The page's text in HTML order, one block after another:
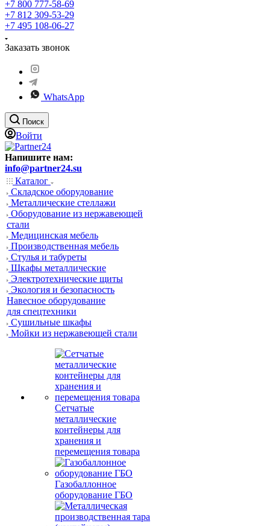
+7 800 777-58-69
+7 812 309-53-29
+7 495 108-06-27
Заказать звонок
WhatsApp
Поиск
Войти
Напишите нам:
info@partner24.su
Каталог
Складское оборудование
Металлические стеллажи
Оборудование из нержавеющей
стали
Медицинская мебель
Производственная мебель
Стулья и табуреты
Шкафы металлические
Электротехнические щиты
Экология и безопасность
Навесное оборудование
для спецтехники
Сушильные шкафы
Мойки из нержавеющей стали
Сетчатые
металлические
контейнеры для
хранения и
перемещения товара
Газобаллонное
оборудование ГБО